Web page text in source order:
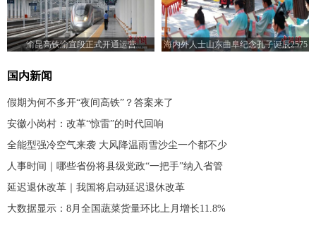
渝昆高铁渝宜段正式开通运营
海内外人士山东曲阜纪念孔子诞辰2575
国内新闻
假期为何不多开“夜间高铁”？答案来了
安徽小岗村：改革“惊雷”的时代回响
全能型强冷空气来袭 大风降温雨雪沙尘一个都不少
人事时间｜哪些省份将县级党政“一把手”纳入省管
延迟退休改革｜我国将启动延迟退休改革
大数据显示：8月全国蔬菜货量环比上月增长11.8%